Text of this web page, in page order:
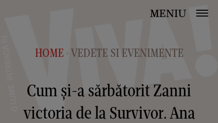
MENIU
HOME > VEDETE SI EVENIMENTE
Cum și-a sărbătorit Zanni
victoria de la Survivor. Ana